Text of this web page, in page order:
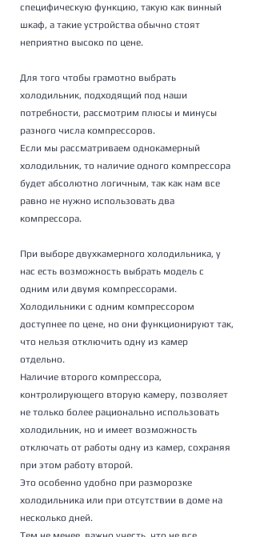
специфическую функцию, такую как винный
шкаф, а такие устройства обычно стоят
неприятно высоко по цене.
Для того чтобы грамотно выбрать
холодильник, подходящий под наши
потребности, рассмотрим плюсы и минусы
разного числа компрессоров.
Если мы рассматриваем однокамерный
холодильник, то наличие одного компрессора
будет абсолютно логичным, так как нам все
равно не нужно использовать два
компрессора.
При выборе двухкамерного холодильника, у
нас есть возможность выбрать модель с
одним или двумя компрессорами.
Холодильники с одним компрессором
доступнее по цене, но они функционируют так,
что нельзя отключить одну из камер
отдельно.
Наличие второго компрессора,
контролирующего вторую камеру, позволяет
не только более рационально использовать
холодильник, но и имеет возможность
отключать от работы одну из камер, сохраняя
при этом работу второй.
Это особенно удобно при разморозке
холодильника или при отсутствии в доме на
несколько дней.